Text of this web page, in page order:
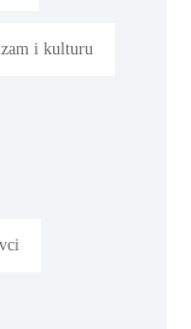
i kulturu